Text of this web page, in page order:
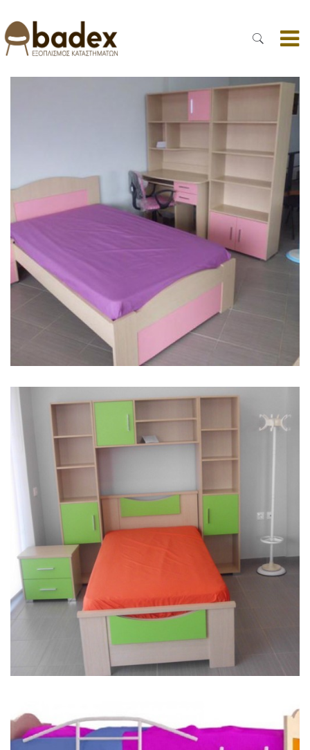
ΠΑΙΔΙΚΌ ΔΩΜΆΤΙΟ 2
ΠΑΙΔΙΚΌ ΔΩΜΆΤΙΟ